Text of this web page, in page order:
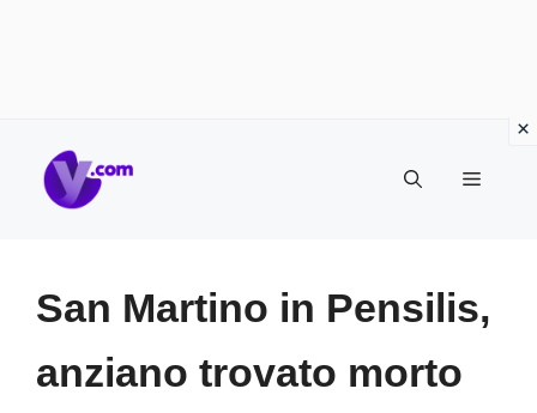
Menu
San Martino in Pensilis,
anziano trovato morto